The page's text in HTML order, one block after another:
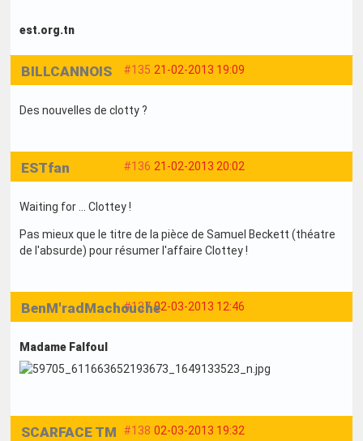
est.org.tn
#135 21-02-2013 19:09
BILLCANNOIS
Des nouvelles de clotty ?
#136 21-02-2013 20:02
ESTfan
Waiting for ... Clottey !
Pas mieux que le titre de la pièce de Samuel Beckett (théatre
de l'absurde) pour résumer l'affaire Clottey !
#137 02-03-2013 12:46
BenM'radMachouche
Madame Falfoul
#138 02-03-2013 19:32
SCARFACE TM